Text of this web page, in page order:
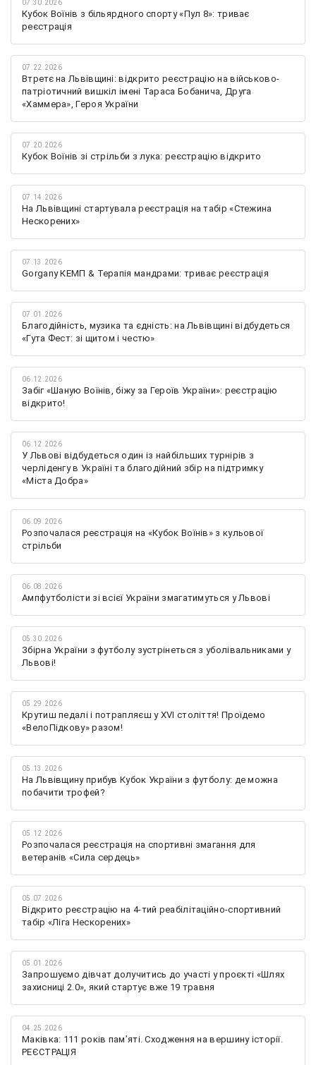
07.30.2026
Кубок Воїнів з більярдного спорту «Пул 8»: триває
реєстрація
07.22.2026
Втретє на Львівщині: відкрито реєстрацію на військово-
патріотичний вишкіл імені Тараса Бобанича, Друга
«Хаммера», Героя України
07.20.2026
Кубок Воїнів зі стрільби з лука: реєстрацію відкрито
07.14.2026
На Львівщині стартувала реєстрація на табір «Стежина
Нескорених»
07.13.2026
Gorgany КЕМП & Терапія мандрами: триває реєстрація
07.01.2026
Благодійність, музика та єдність: на Львівщині відбудеться
«Гута Фест: зі щитом і честю»
06.12.2026
Забіг «Шаную Воїнів, біжу за Героїв України»: реєстрацію
відкрито!
06.12.2026
У Львові відбудеться один із найбільших турнірів з
черліденгу в Україні та благодійний збір на підтримку
«Міста Добра»
06.09.2026
Розпочалася реєстрація на «Кубок Воїнів» з кульової
стрільби
06.08.2026
Ампфутболісти зі всієї України змагатимуться у Львові
05.30.2026
Збірна України з футболу зустрінеться з уболівальниками у
Львові!
05.29.2026
Крутиш педалі і потрапляєш у XVI століття! Проїдемо
«ВелоПідкову» разом!
05.13.2026
На Львівщину прибув Кубок України з футболу: де можна
побачити трофей?
05.12.2026
Розпочалася реєстрація на спортивні змагання для
ветеранів «Сила сердець»
05.07.2026
Відкрито реєстрацію на 4-тий реабілітаційно-спортивний
табір «Ліга Нескорених»
05.01.2026
Запрошуємо дівчат долучитись до участі у проєкті «Шлях
захисниці 2.0», який стартує вже 19 травня
04.25.2026
Маківка: 111 років пам’яті. Сходження на вершину історії.
РЕЄСТРАЦІЯ